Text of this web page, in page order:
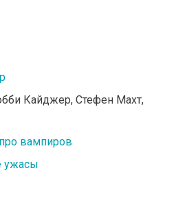
Кайджер, Стефен Махт,
вампиров
ужасы